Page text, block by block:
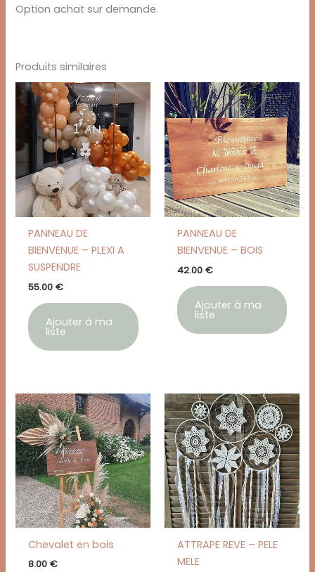
Option achat sur demande.
Produits similaires
PANNEAU DE
BIENVENUE – PLEXI A
SUSPENDRE
55.00 €
Ajouter à ma
liste
PANNEAU DE
BIENVENUE – BOIS
42.00 €
Ajouter à ma
liste
Chevalet en bois
8.00 €
ATTRAPE REVE – PELE
MELE